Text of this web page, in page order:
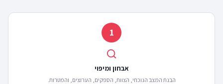
1
אבחון ומיפוי
הבנת המצב הנוכחי, הצוות, הספקים, הערוצים, והמטרות.